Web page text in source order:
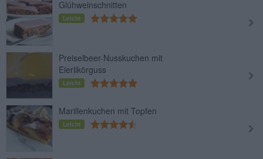
Glühweinschnitten
Leicht
Preiselbeer-Nusskuchen mit
Eierlikörguss
Leicht
Marillenkuchen mit Topfen
Leicht